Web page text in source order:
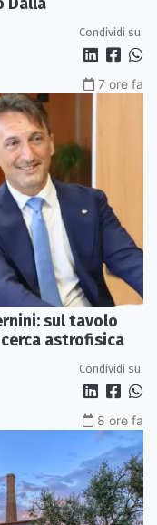
Condividi su:
7 ore fa
sul tavolo
astrofisica
Condividi su:
8 ore fa